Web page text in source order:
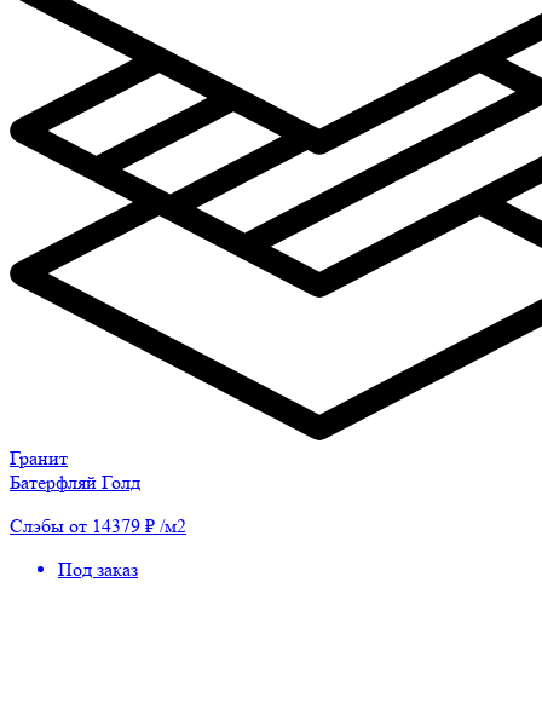
Гранит
Батерфляй Голд
Слэбы от 14379 ₽ /м2
Под заказ